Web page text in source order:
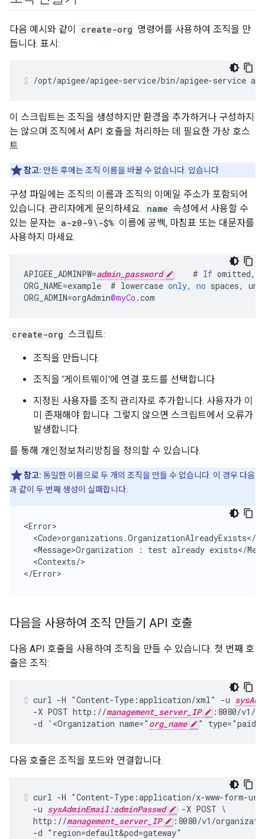
다음 예시와 같이 create-org 명령어를 사용하여 조직을 만
듭니다. 표시:
/opt/apigee/apigee-service/bin/apigee-service
이 스크립트는 조직을 생성하지만 환경을 추가하거나 구성하지
는 않으며 조직에서 API 호출을 처리하는 데 필요한 가상 호스
트
참고: 만든 후에는 조직 이름을 바꿀 수 없습니다. 있습니다
구성 파일에는 조직의 이름과 조직의 이메일 주소가 포함되어
있습니다. 관리자에게 문의하세요. name 속성에서 사용할 수
있는 문자는 a-z0-9\-$% 이름에 공백, 마침표 또는 대문자를
사용하지 마세요.
APIGEE_ADMINPW=admin_password # If omitted,
ORG_NAME=example # lowercase only, no spaces,
ORG_ADMIN=orgAdmin@myCo .com
create-org 스크립트:
조직을 만듭니다.
조직을 '게이트웨이'에 연결 포드를 선택합니다
지정된 사용자를 조직 관리자로 추가합니다. 사용자가 이
미 존재해야 합니다. 그렇지 않으면 스크립트에서 오류가
발생합니다.
를 통해 개인정보처리방침을 정의할 수 있습니다.
참고: 동일한 이름으로 두 개의 조직을 만들 수 없습니다. 이 경우 다음
과 같이 두 번째 생성이 실패합니다.
<Error>
<Code>organizations.OrganizationAlreadyExists</
<Message>Organization : test already exists</
  <Contexts/>
</Error>
다음을 사용하여 조직 만들기 API 호출
다음 API 호출을 사용하여 조직을 만들 수 있습니다. 첫 번째 호
출은 조직:
curl -H "Content-Type:application/xml" -u
  -X POST http://
management_server_IP
:8080/v1/
  -d '<Organization name="
org_name "
다음 호출은 조직을 포드와 연결합니다.
curl -H "Content-Type:application/x-www-form-
  -u
sysAdminEmail:adminPasswd
-X POST \
  http://
management_server_IP
:8080/v1/
  -d "region=default&pod=gateway"